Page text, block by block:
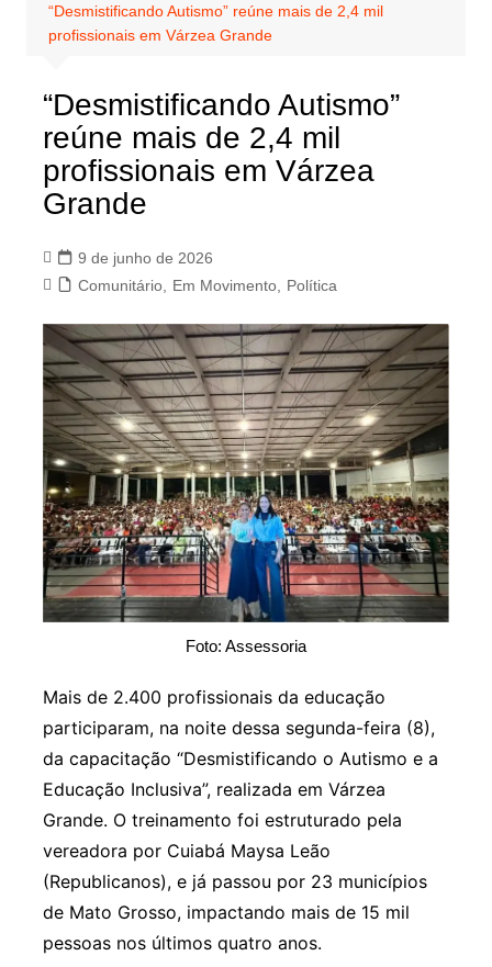
“Desmistificando Autismo” reúne mais de 2,4 mil
profissionais em Várzea Grande
“Desmistificando Autismo”
reúne mais de 2,4 mil
profissionais em Várzea
Grande
9 de junho de 2026
Comunitário, Em Movimento, Política
Foto: Assessoria
Mais de 2.400 profissionais da educação
participaram, na noite dessa segunda-feira (8),
da capacitação “Desmistificando o Autismo e a
Educação Inclusiva”, realizada em Várzea
Grande. O treinamento foi estruturado pela
vereadora por Cuiabá Maysa Leão
(Republicanos), e já passou por 23 municípios
de Mato Grosso, impactando mais de 15 mil
pessoas nos últimos quatro anos.